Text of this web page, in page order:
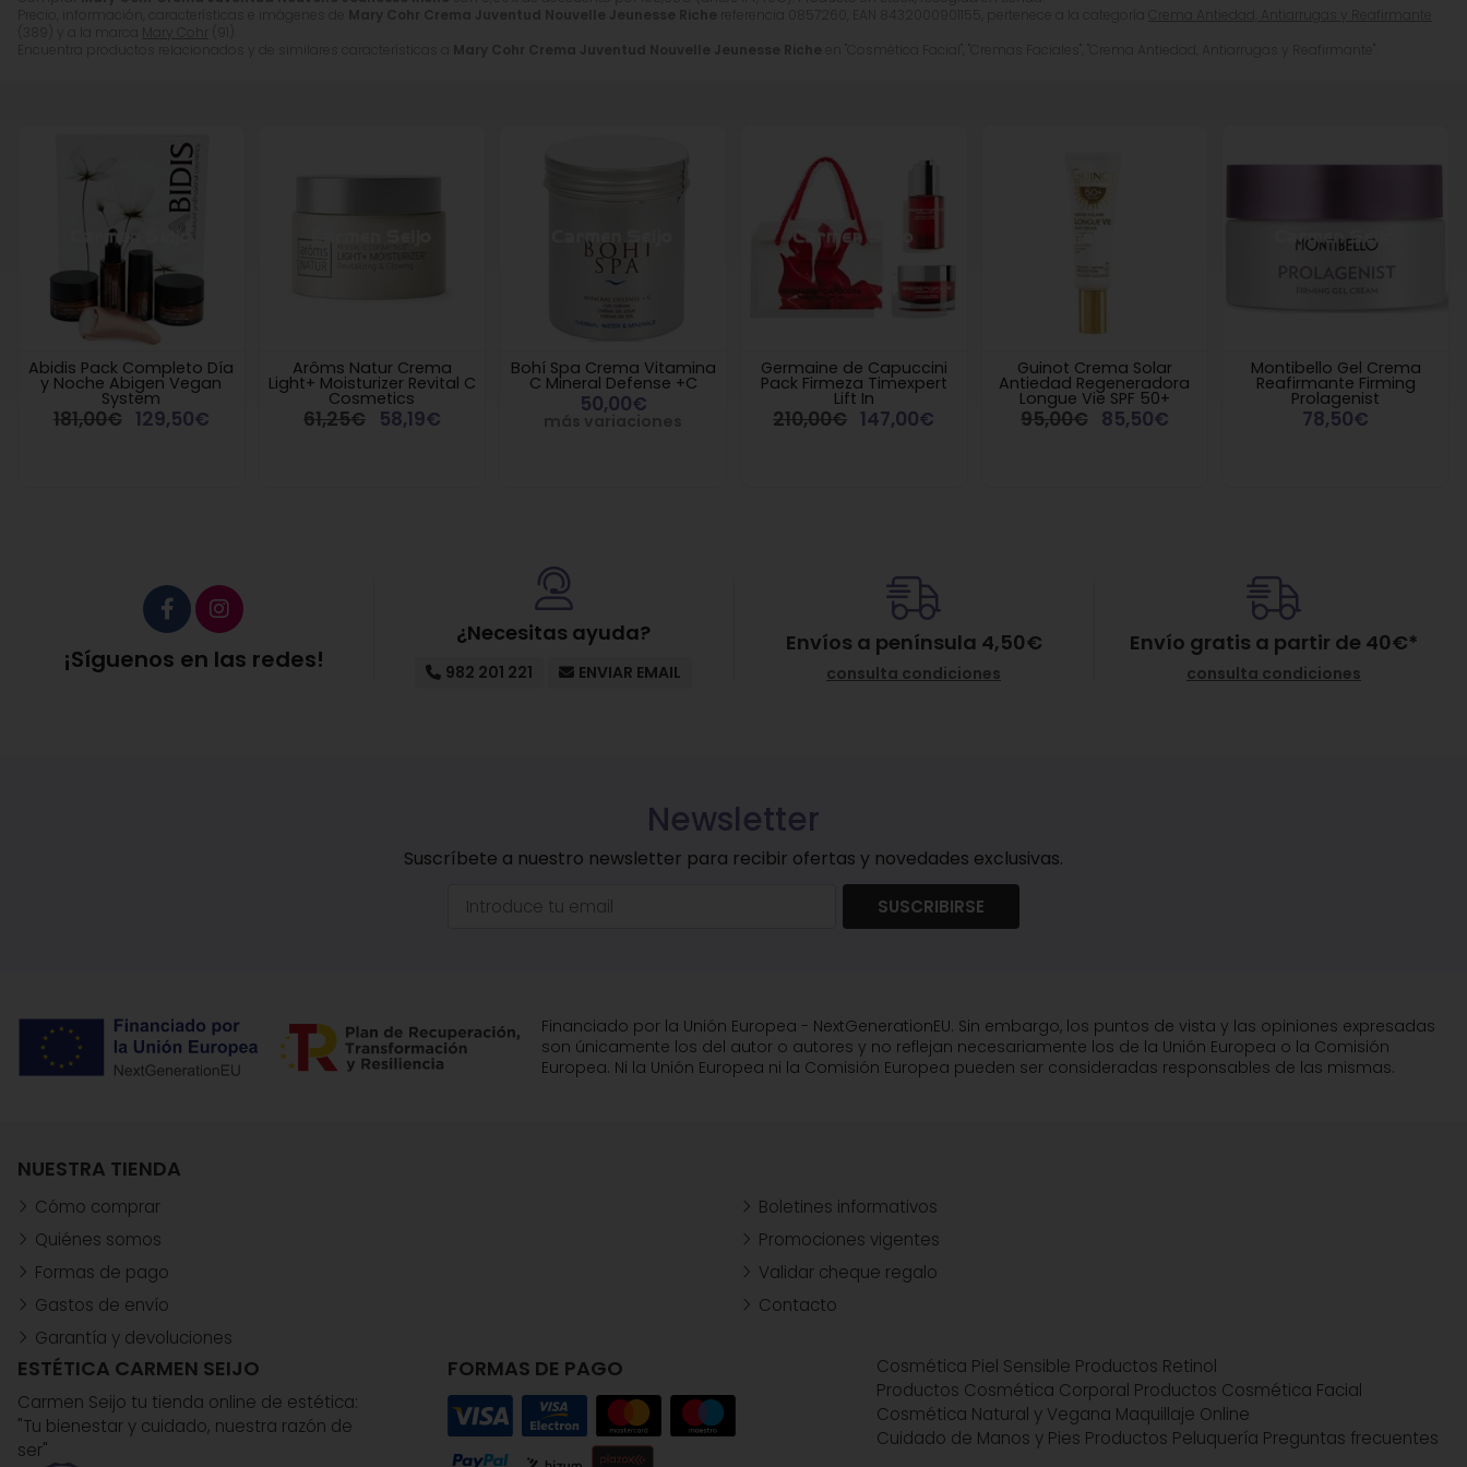
Abidis Pack Completo Día
y Noche Abigen Vegan
System
181,00€ 129,50€
Arôms Natur Crema
Light+ Moisturizer Revital C
Cosmetics
61,25€ 58,19€
Bohí Spa Crema Vitamina
C Mineral Defense +C
50,00€
Germaine de Capuccini
Pack Firmeza Timexpert
Lift In
210,00€ 147,00€
Guinot Crema Solar
Antiedad Regeneradora
Longue Vie SPF 50+
95,00€ 85,50€
Montibello Gel Crema
Reafirmante Firming
Prolagenist
78,50€
¡Síguenos en las redes!
¿Necesitas ayuda?
982 201 221 ENVIAR EMAIL
Envíos a península 4,50€
consulta condiciones
Envío gratis a partir de 40€*
consulta condiciones
Newsletter
Suscríbete a nuestro newsletter para recibir ofertas y novedades exclusivas.
SUSCRIBIRSE
Financiado por la Unión Europea - NextGenerationEU. Sin embargo, los puntos de vista y las opiniones expresadas
son únicamente los del autor o autores y no reflejan necesariamente los de la Unión Europea o la Comisión
Europea. Ni la Unión Europea ni la Comisión Europea pueden ser consideradas responsables de las mismas.
ESTÉTICA CARMEN SEIJO
Carmen Seijo tu tienda online de estética:
"Tu bienestar y cuidado, nuestra razón de
ser"
FORMAS DE PAGO
NUESTRA TIENDA
Cómo comprar
Quiénes somos
Formas de pago
Gastos de envío
Garantía y devoluciones
Boletines informativos
Promociones vigentes
Validar cheque regalo
Contacto
Cosmética Piel Sensible Productos Retinol
Productos Cosmética Corporal Productos Cosmética Facial
Cosmética Natural y Vegana Maquillaje Online
Cuidado de Manos y Pies Productos Peluquería Preguntas frecuentes